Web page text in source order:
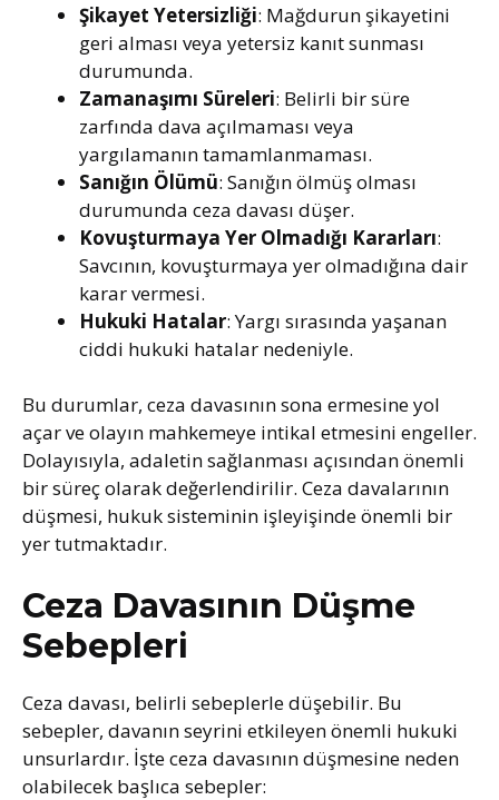
Şikayet Yetersizliği: Mağdurun şikayetini
geri alması veya yetersiz kanıt sunması
durumunda.
Zamanaşımı Süreleri: Belirli bir süre
zarfında dava açılmaması veya
yargılamanın tamamlanmaması.
Sanığın Ölümü: Sanığın ölmüş olması
durumunda ceza davası düşer.
Kovuşturmaya Yer Olmadığı Kararları:
Savcının, kovuşturmaya yer olmadığına dair
karar vermesi.
Hukuki Hatalar: Yargı sırasında yaşanan
ciddi hukuki hatalar nedeniyle.
Bu durumlar, ceza davasının sona ermesine yol
açar ve olayın mahkemeye intikal etmesini engeller.
Dolayısıyla, adaletin sağlanması açısından önemli
bir süreç olarak değerlendirilir. Ceza davalarının
düşmesi, hukuk sisteminin işleyişinde önemli bir
yer tutmaktadır.
Ceza Davasının Düşme
Sebepleri
Ceza davası, belirli sebeplerle düşebilir. Bu
sebepler, davanın seyrini etkileyen önemli hukuki
unsurlardır. İşte ceza davasının düşmesine neden
olabilecek başlıca sebepler: